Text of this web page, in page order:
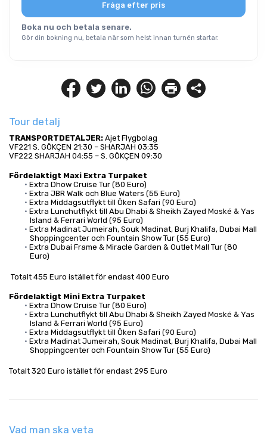
Tour detalj
TRANSPORTDETALJER: Ajet Flygbolag
VF221 S. GÖKÇEN 21:30 – SHARJAH 03:35
VF222 SHARJAH 04:55 – S. GÖKÇEN 09:30
Fördelaktigt Maxi Extra Turpaket
Extra Dhow Cruise Tur (80 Euro)
Extra JBR Walk och Blue Waters (55 Euro)
Extra Middagsutflykt till Öken Safari (90 Euro)
Extra Lunchutflykt till Abu Dhabi & Sheikh Zayed Moské & Yas
Island & Ferrari World (95 Euro)
Extra Madinat Jumeirah, Souk Madinat, Burj Khalifa, Dubai Mall
Shoppingcenter och Fountain Show Tur (55 Euro)
Extra Dubai Frame & Miracle Garden & Outlet Mall Tur (80
Euro)
Totalt 455 Euro istället för endast 400 Euro
Fördelaktigt Mini Extra Turpaket
Extra Dhow Cruise Tur (80 Euro)
Extra Lunchutflykt till Abu Dhabi & Sheikh Zayed Moské & Yas
Island & Ferrari World (95 Euro)
Extra Middagsutflykt till Öken Safari (90 Euro)
Extra Madinat Jumeirah, Souk Madinat, Burj Khalifa, Dubai Mall
Shoppingcenter och Fountain Show Tur (55 Euro)
Totalt 320 Euro istället för endast 295 Euro
Vad man ska veta
Fråga efter pris
Boka nu och betala senare.
Gör din bokning nu, betala när som helst innan turnén startar.